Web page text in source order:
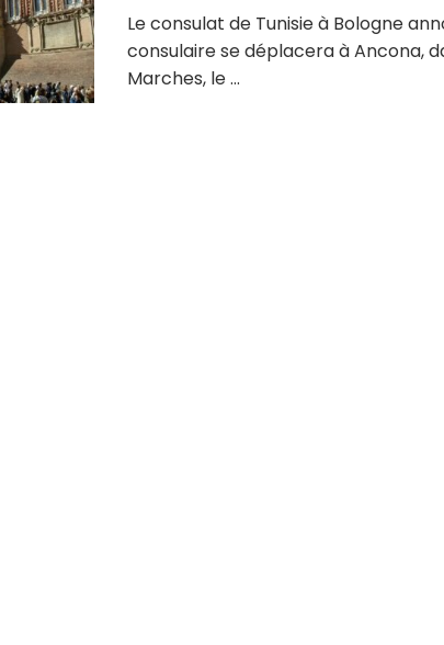
Le consulat de Tunisie à Bologne
consulaire se déplacera à Ancona,
Marches, le ...